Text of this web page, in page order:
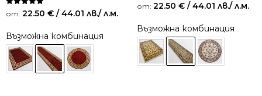
Оценено на
5.00
от: 22.50 € / 44.01 лв./ л.м.
Възможна комбинация
от: 22.50 € / 44.01 лв./ л.м.
Възможна комбинация